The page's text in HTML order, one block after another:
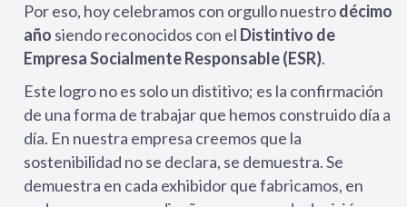
Por eso, hoy celebramos con orgullo nuestrodécimo
año siendo reconocidos con el Distintivo de
Empresa Socialmente Responsable (ESR).
Este logro no es solo un distitivo; es la confirmación
de una forma de trabajar que hemos construido día a
día. En nuestra empresa creemos que la
sostenibilidad no se declara, se demuestra. Se
demuestra en cada exhibidor que fabricamos, en